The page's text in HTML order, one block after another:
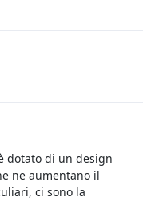
dotato di un design
ne aumentano il
ci sono la